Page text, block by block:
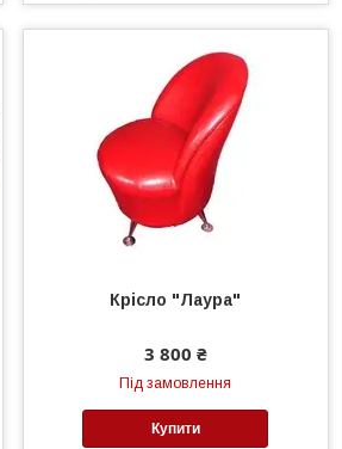
Крісло "Лаура"
3 800 ₴
Під замовлення
Купити